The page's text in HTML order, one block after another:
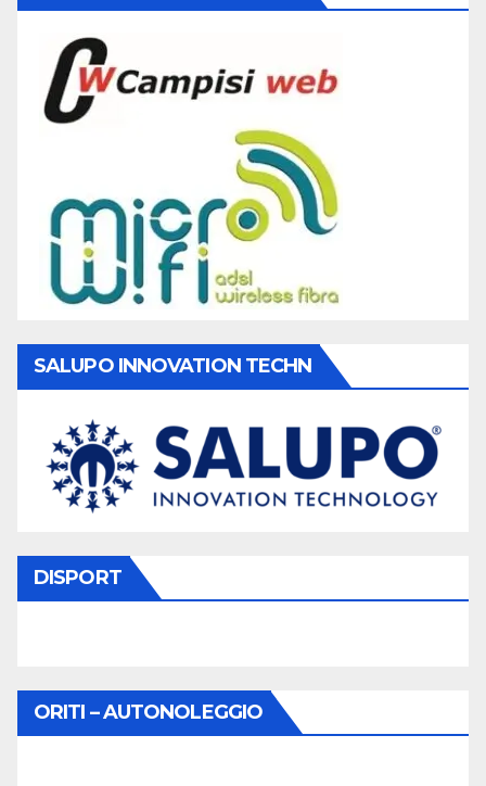
SALUPO INNOVATION TECHN
DISPORT
ORITI – AUTONOLEGGIO